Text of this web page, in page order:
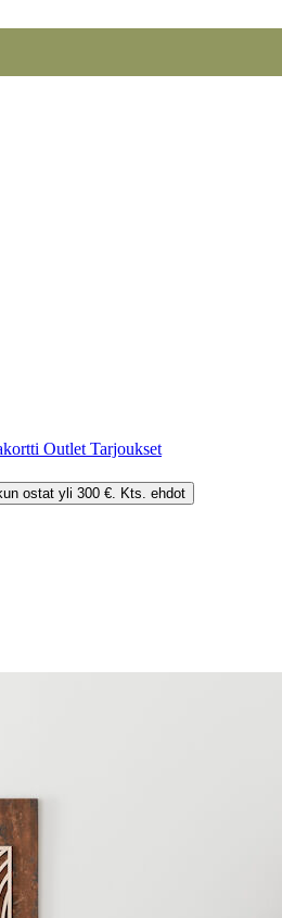
Outlet Tarjoukset
ostat yli 300 €. Kts. ehdot